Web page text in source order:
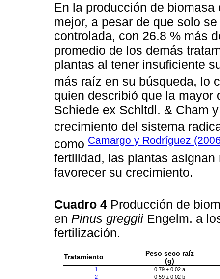
En la producción de
mejor, a pesar de que solo
controlada, con 26.8 % más
promedio de los demás
plantas al tener insuficiente
más raíz en su búsqueda, lo
quien describió que la
Schiede ex Schltdl. & Cham
crecimiento del sistema
como Camargo y Rodríguez
fertilidad, las plantas
favorecer su crecimiento.
Cuadro 4 Producción de
en Pinus greggii Engelm. a
fertilización.
Tratamiento
Peso seco raíz
(g)
1
0.79 ± 0.02 a
2
0.59 ± 0.02 b